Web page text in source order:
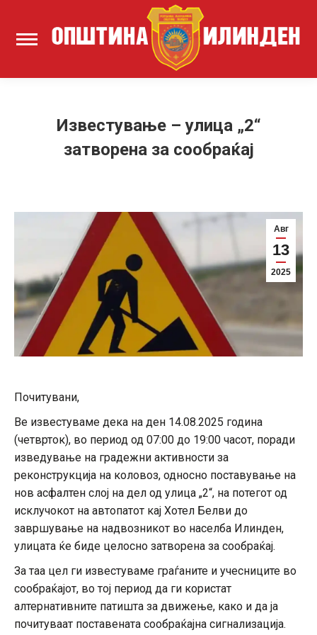
Известување – улица „2“
затворена за сообраќај
Авг
13
2025
Почитувани,
Ве известуваме дека на ден 14.08.2025 година
(четврток), во период од 07:00 до 19:00 часот, поради
изведување на градежни активности за
реконструкција на коловоз, односно поставување на
нов асфалтен слој на дел од улица „2“, на потегот од
исклучокот на автопатот кај Хотел Белви до
завршување на надвозникот во населба Илинден,
улицата ќе биде целосно затворена за сообраќај.
За таа цел ги известуваме граѓаните и учесниците во
сообраќајот, во тој период да ги користат
алтернативните патишта за движење, како и да ја
почитуваат поставената сообраќајна сигнализација.